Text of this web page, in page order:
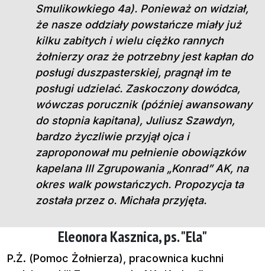
Smulikowkiego 4a). Ponieważ on widział,
że nasze oddziały powstańcze miały już
kilku zabitych i wielu ciężko rannych
żołnierzy oraz że potrzebny jest kapłan do
posługi duszpasterskiej, pragnął im te
posługi udzielać. Zaskoczony dowódca,
wówczas porucznik (później awansowany
do stopnia kapitana), Juliusz Szawdyn,
bardzo życzliwie przyjął ojca i
zaproponował mu pełnienie obowiązków
kapelana III Zgrupowania „Konrad” AK, na
okres walk powstańczych. Propozycja ta
została przez o. Michała przyjęta.
Eleonora Kasznica, ps. "Ela"
P.Ż. (Pomoc Żołnierza), pracownica kuchni